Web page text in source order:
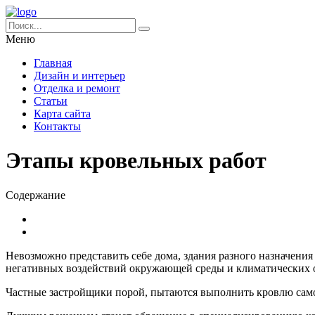
Меню
Главная
Дизайн и интерьер
Отделка и ремонт
Статьи
Карта сайта
Контакты
Этапы кровельных работ
Содержание
Невозможно представить себе дома, здания разного
негативных воздействий окружающей среды и климатических
Частные застройщики порой, пытаются выполнить кровлю